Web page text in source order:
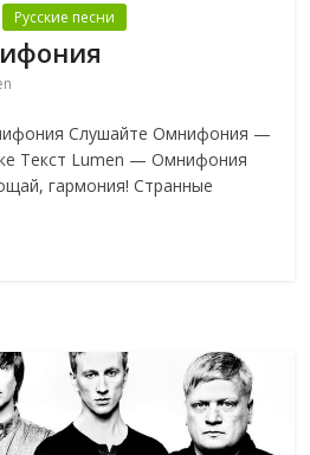
Русские песни
Слушайте Омнифония —
Текст Lumen — Омнифония
гармония! Странные